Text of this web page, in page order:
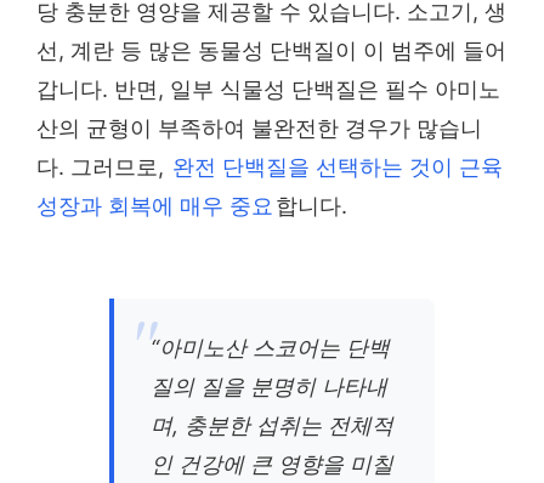
당 충분한 영양을 제공할 수 있습니다. 소고기, 생
선, 계란 등 많은 동물성 단백질이 이 범주에 들어
갑니다. 반면, 일부 식물성 단백질은 필수 아미노
산의 균형이 부족하여 불완전한 경우가 많습니
다. 그러므로, 완전 단백질을 선택하는 것이 근육
성장과 회복에 매우 중요합니다.
“아미노산 스코어는 단백
질의 질을 분명히 나타내
며, 충분한 섭취는 전체적
인 건강에 큰 영향을 미칠